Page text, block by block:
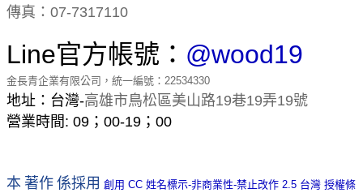
傳真： 07-7317110
Line官方帳號 ： @wood19
金長青企業有限公司，統一編號： 22534330
地址：台灣-高雄市鳥松區美山路19巷19弄19號
營業時間: 09 ； 00-19 ； 00
本 著作 係採用 創用 CC 姓名標示-非商業性-禁止改作 2.5 台灣 授權條